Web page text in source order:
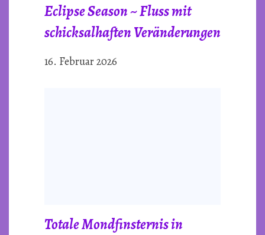
Eclipse Season ~ Fluss mit
schicksalhaften Veränderungen
16. Februar 2026
Totale Mondfinsternis in